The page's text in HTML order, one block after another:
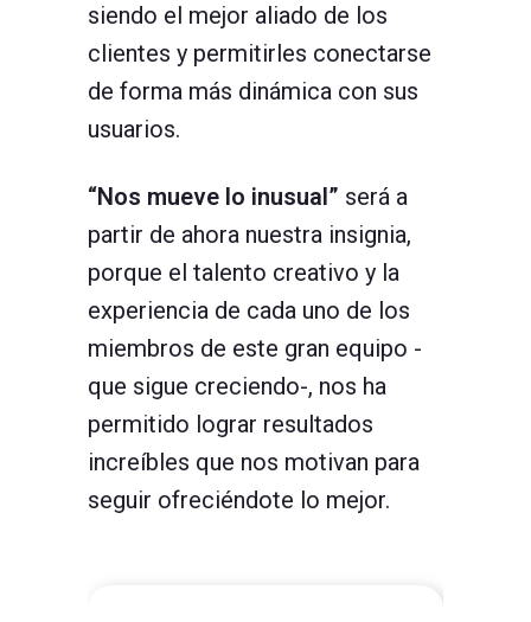
siendo el mejor aliado de los
clientes y permitirles conectarse
de forma más dinámica con sus
usuarios.
“Nos mueve lo inusual” será a
partir de ahora nuestra insignia,
porque el talento creativo y la
experiencia de cada uno de los
miembros de este gran equipo -
que sigue creciendo-, nos ha
permitido lograr resultados
increíbles que nos motivan para
seguir ofreciéndote lo mejor.